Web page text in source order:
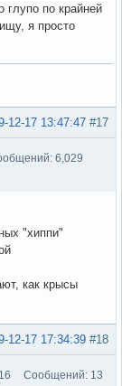
глупо по крайней
я просто
#17
12-17 13:47:47
6,029
"хиппи"
как крысы
#18
12-17 17:34:39
Сообщений: 13